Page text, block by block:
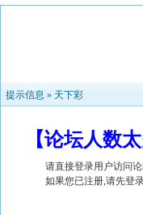
提示信息 » 天下彩
【论坛人数
请直接登录用户访问
如果您已注册,请先登